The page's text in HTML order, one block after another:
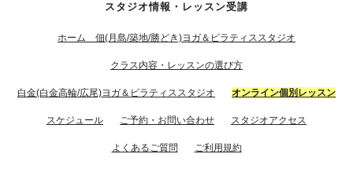
スタジオ情報・レッスン受講
ホーム 佃(月島/築地/勝どき)ヨガ＆ピラティススタジオ
クラス内容・レッスンの選び方
白金(白金高輪/広尾)ヨガ＆ピラティススタジオ オンライン個別レッスン
スケジュール ご予約・お問い合わせ スタジオアクセス
よくあるご質問 ご利用規約